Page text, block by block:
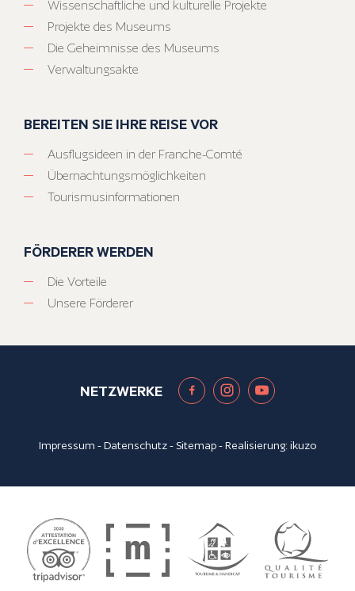
Wissenschaftliche und kulturelle Projekte
Projekte des Museums
Die Geheimnisse des Museums
Verwaltungsakte
BEREITEN SIE IHRE REISE VOR
Ausflugsideen in der Franche-Comté
Übernachtungsmöglichkeiten
Tourismusinformationen
FÖRDERER WERDEN
Die Vorteile
Unsere Förderer
NETZWERKE
Impressum -Datenschutz- Sitemap- Realisierung:ikuzo